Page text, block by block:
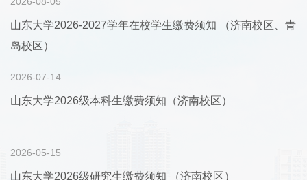
山东大学2026-2027学年在校学生缴费须知 （济南校区、青
岛校区）
2026-07-14
山东大学2026级本科生缴费须知（济南校区）
2026-05-15
山东大学2026级研究生缴费须知 （济南校区）